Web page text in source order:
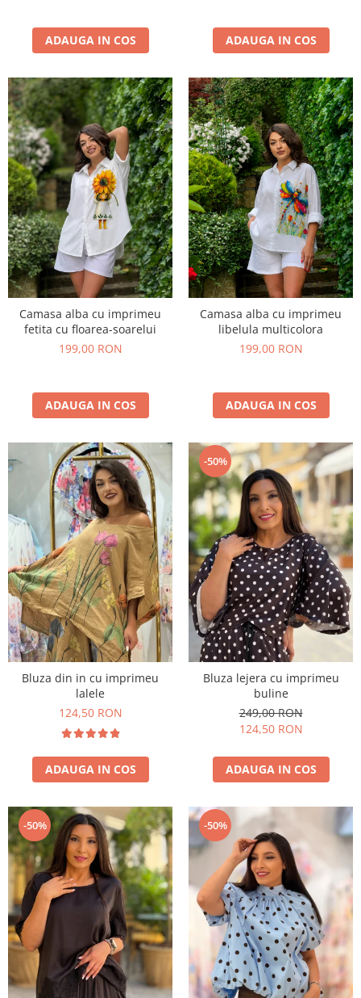
ADAUGA IN COS ADAUGA IN COS
Camasa alba cu imprimeu
fetita cu floarea-soarelui
199,00 RON
ADAUGA IN COS
Camasa alba cu imprimeu
libelula multicolora
199,00 RON
ADAUGA IN COS
Bluza din in cu imprimeu
lalele
124,50 RON
ADAUGA IN COS
-50%
Bluza lejera cu imprimeu
buline
249,00 RON
124,50 RON
ADAUGA IN COS
-50% -50%